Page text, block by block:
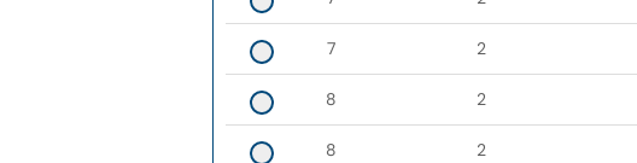
7 2
8 2
8 2